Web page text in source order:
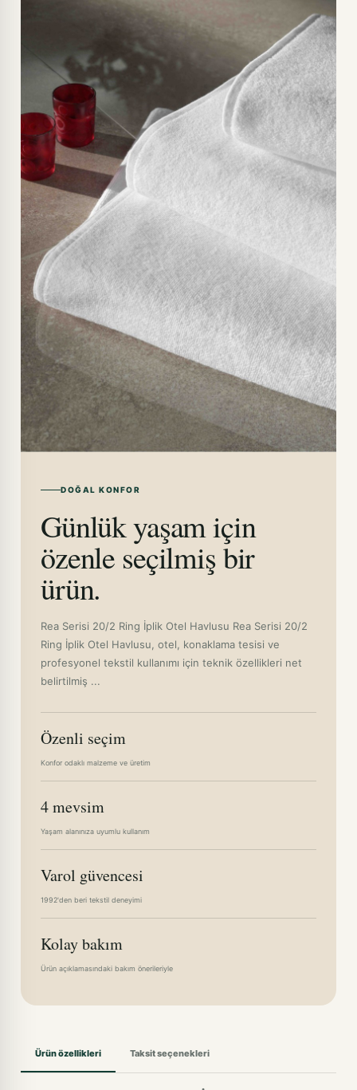
DOĞAL KONFOR
Günlük yaşam için
özenle seçilmiş bir
ürün.
Rea Serisi 20/2 Ring İplik Otel Havlusu Rea Serisi 20/2
Ring İplik Otel Havlusu, otel, konaklama tesisi ve
profesyonel tekstil kullanımı için teknik özellikleri net
belirtilmiş ...
Özenli seçim
Konfor odaklı malzeme ve üretim
4 mevsim
Yaşam alanınıza uyumlu kullanım
Varol güvencesi
1992'den beri tekstil deneyimi
Kolay bakım
Ürün açıklamasındaki bakım önerileriyle
Ürün özellikleri Taksit seçenekleri